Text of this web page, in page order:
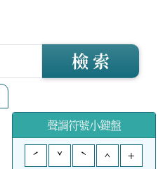
檢 索
聲調符號小鍵盤
ˊ
ˇ ˋ ^ +